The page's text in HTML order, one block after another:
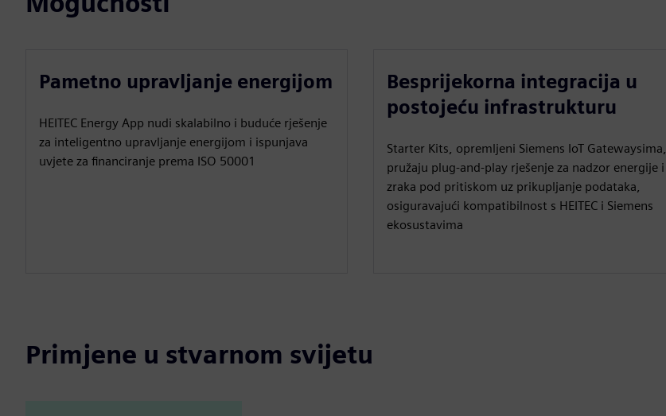
Pametno upravljanje energijom
HEITEC Energy App nudi skalabilno i buduće rješenje
za inteligentno upravljanje energijom i ispunjava
uvjete za financiranje prema ISO 50001
Besprijekorna integracija u
postojeću infrastrukturu
Starter Kits, opremljeni Siemens IoT Gatewaysima,
pružaju plug-and-play rješenje za nadzor energije i
zraka pod pritiskom uz prikupljanje podataka,
osiguravajući kompatibilnost s HEITEC i Siemens
ekosustavima
Primjene u stvarnom svijetu